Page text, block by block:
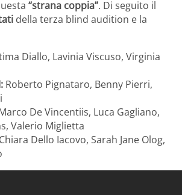
“strana coppia”. Di seguito il
della terza blind audition e la
Diallo, Lavinia Viscuso, Virginia
Roberto Pignataro, Benny Pierri,
De Vincentiis, Luca Gagliano,
Valerio Miglietta
Chiara Dello Iacovo, Sarah Jane Olog,